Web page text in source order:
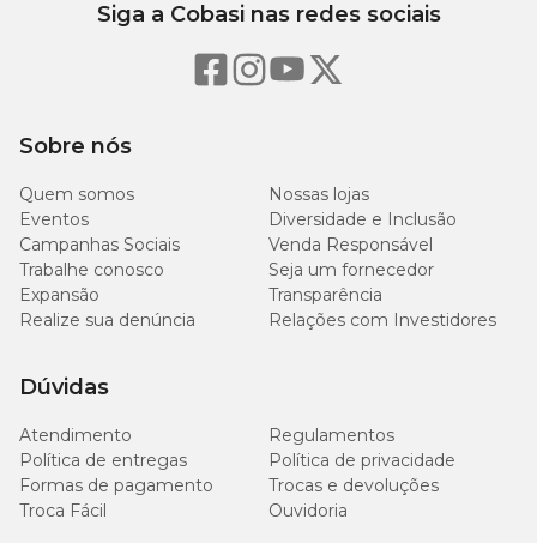
Sobre nós
Quem somos
Nossas lojas
Eventos
Diversidade e Inclusão
Campanhas Sociais
Venda Responsável
Trabalhe conosco
Seja um fornecedor
Expansão
Transparência
Realize sua denúncia
Relações com Investidores
Dúvidas
Atendimento
Regulamentos
Política de entregas
Política de privacidade
Formas de pagamento
Trocas e devoluções
Troca Fácil
Ouvidoria
Siga a Cobasi nas redes sociais